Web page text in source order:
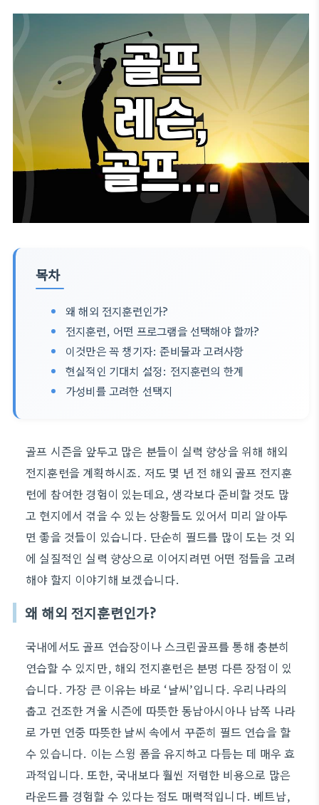
목차
왜 해외 전지훈련인가?
전지훈련, 어떤 프로그램을 선택해야 할까?
이것만은 꼭 챙기자: 준비물과 고려사항
현실적인 기대치 설정: 전지훈련의 한계
가성비를 고려한 선택지
골프 시즌을 앞두고 많은 분들이 실력 향상을 위해 해외
전지훈련을 계획하시죠. 저도 몇 년 전 해외 골프 전지훈
련에 참여한 경험이 있는데요, 생각보다 준비할 것도 많
고 현지에서 겪을 수 있는 상황들도 있어서 미리 알아두
면 좋을 것들이 있습니다. 단순히 필드를 많이 도는 것 외
에 실질적인 실력 향상으로 이어지려면 어떤 점들을 고려
해야 할지 이야기해 보겠습니다.
왜 해외 전지훈련인가?
국내에서도 골프 연습장이나 스크린골프를 통해 충분히
연습할 수 있지만, 해외 전지훈련은 분명 다른 장점이 있
습니다. 가장 큰 이유는 바로 ‘날씨’입니다. 우리나라의
춥고 건조한 겨울 시즌에 따뜻한 동남아시아나 남쪽 나라
로 가면 연중 따뜻한 날씨 속에서 꾸준히 필드 연습을 할
수 있습니다. 이는 스윙 폼을 유지하고 다듬는 데 매우 효
과적입니다. 또한, 국내보다 훨씬 저렴한 비용으로 많은
라운드를 경험할 수 있다는 점도 매력적입니다. 베트남,